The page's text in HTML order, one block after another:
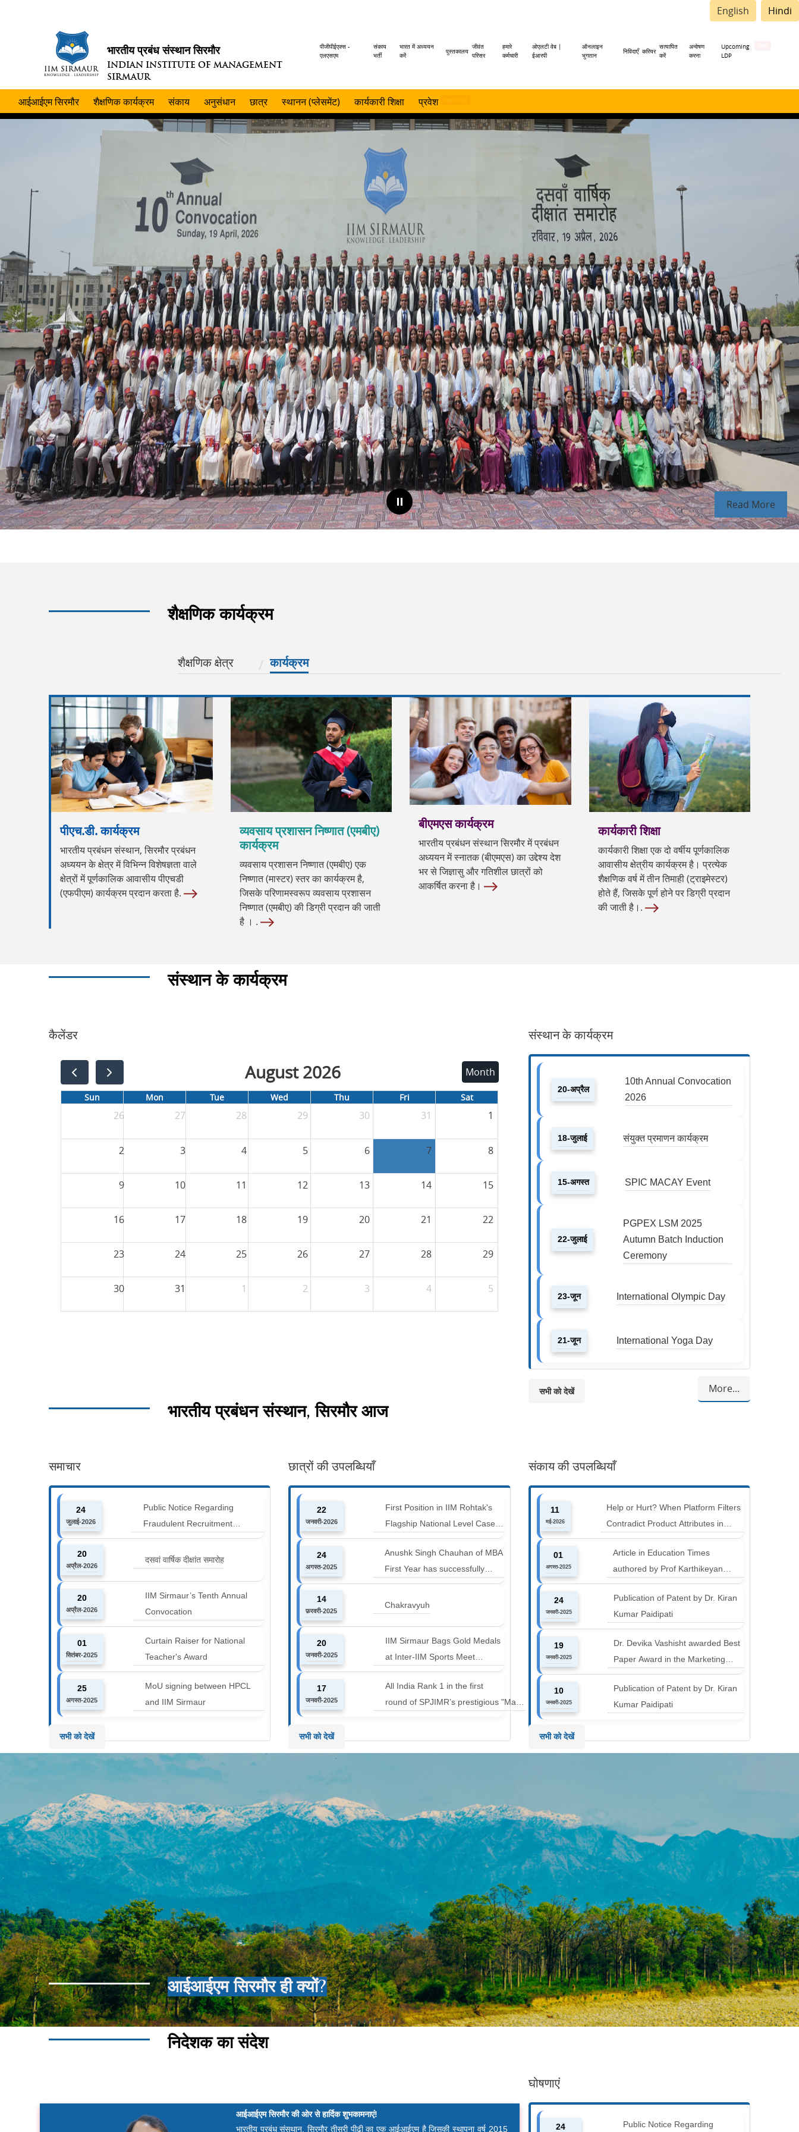
English Hindi
भारतीय प्रबंध संस्थान सिरमौर
INDIAN INSTITUTE OF MANAGEMENT
SIRMAUR
Header
पीजीपीईएक्स -
एलएसएम
संकाय
भर्ती
भारत में अध्ययन
करें
पुस्तकालय
जीवंत
परिसर
हमारे
कर्मचारी
ओएलटी वेब |
ईआरपी
ऑनलाइन
भुगतान
निविदाएँ करियर
सत्यापित
करें
अन्वेषण
करना
Upcoming
LDP
आईआईएम सिरमौर शैक्षणिक कार्यक्रम संकाय अनुसंधान छात्र स्थानन (प्लेसमेंट) कार्यकारी शिक्षा प्रवेश
Read More
शैक्षणिक कार्यक्रम
शैक्षणिक क्षेत्र कार्यक्रम
पीएच.डी. कार्यक्रम
भारतीय प्रबंधन संस्थान, सिरमौर प्रबंधन
अध्ययन के क्षेत्र में विभिन्न विशेषज्ञता वाले
क्षेत्रों में पूर्णकालिक आवासीय पीएचडी
(एफपीएम) कार्यक्रम प्रदान करता है.
व्यवसाय प्रशासन निष्णात (एमबीए)
कार्यक्रम
व्यवसाय प्रशासन निष्णात (एमबीए) एक
निष्णात (मास्टर) स्तर का कार्यक्रम है,
जिसके परिणामस्वरूप व्यवसाय प्रशासन
निष्णात (एमबीए) की डिग्री प्रदान की जाती
है । .
बीएमएस कार्यक्रम
भारतीय प्रबंधन संस्थान सिरमौर में प्रबंधन
अध्ययन में स्नातक (बीएमएस) का उद्देश्य देश
भर से जिज्ञासु और गतिशील छात्रों को
आकर्षित करना है।
कार्यकारी शिक्षा
कार्यकारी शिक्षा एक दो वर्षीय पूर्णकालिक
आवासीय क्षेत्रीय कार्यक्रम है। प्रत्येक
शैक्षणिक वर्ष में तीन तिमाही (ट्राइमेस्टर)
होते हैं, जिसके पूर्ण होने पर डिग्री प्रदान
की जाती है।.
संस्थान के कार्यक्रम
कैलेंडर
August 2026 Month
Sun Mon Tue Wed Thu Fri Sat
26 27 28 29 30 31 1
2 3 4 5 6 7 8
9 10 11 12 13 14 15
16 17 18 19 20 21 22
23 24 25 26 27 28 29
30 31 1 2 3 4 5
संस्थान के कार्यक्रम
20-अप्रैल
10th Annual Convocation
2026
18-जुलाई संयुक्त प्रमाणन कार्यक्रम
15-अगस्त SPIC MACAY Event
22-जुलाई
PGPEX LSM 2025
Autumn Batch Induction
Ceremony
23-जून International Olympic Day
21-जून International Yoga Day
More...
सभी को देखें
भारतीय प्रबंधन संस्थान, सिरमौर आज
समाचार
24
जुलाई-2026
Public Notice Regarding
Fraudulent Recruitment
Advertisements
20
अप्रैल-2026
दसवां वार्षिक दीक्षांत समारोह
20
अप्रैल-2026
IIM Sirmaur’s Tenth Annual
Convocation
01
सितंबर-2025
Curtain Raiser for National
Teacher's Award
25
अगस्त-2025
MoU signing between HPCL
and IIM Sirmaur
सभी को देखें
छात्रों की उपलब्धियाँ
22
जनवरी-2026
First Position in IIM Rohtak's
Flagship National Level Case
Competition : Marketing Ace
24
अगस्त-2025
Anushk Singh Chauhan of MBA
First Year has successfully
completed the 42 km Spiti
Marathon at an altitude of
12000 to 14000 feet
14
फ़रवरी-2025
Chakravyuh
20
जनवरी-2025
IIM Sirmaur Bags Gold Medals
at Inter-IIM Sports Meet
at IIM Rohtak
17
जनवरी-2025
All India Rank 1 in the first
round of SPJIMR’s prestigious "Make
सभी को देखें
संकाय की उपलब्धियाँ
11
मई-2026
Help or Hurt? When Platform Filters
Contradict Product Attributes in
Online Retail
01
अगस्त-2025
Article in Education Times
authored by Prof Karthikeyan
Balakumar and Prof Aishwarya
Harichandan titled "B-schools
must align with the industry shift or
24
जनवरी-2025
Publication of Patent by Dr. Kiran
Kumar Paidipati
19
जनवरी-2025
Dr. Devika Vashisht awarded Best
Paper Award in the Marketing
Communication and Advertising
track at MICA ICMC 2025
conference
10
जनवरी-2025
Publication of Patent by Dr. Kiran
Kumar Paidipati
सभी को देखें
आईआईएम सिरमौर ही क्यों?
निदेशक का संदेश
आईआईएम सिरमौर की ओर से हार्दिक शुभकामनाएं!
भारतीय प्रबंध संसथान, सिरमौर तीसरी पीढ़ी का एक आईआईएम है जिसकी स्थापना वर्ष 2015
घोषणाएं
24 Public Notice Regarding